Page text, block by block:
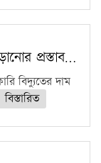
প্রস্তাব…
বিদ্যুতের দাম
বিস্তারিত